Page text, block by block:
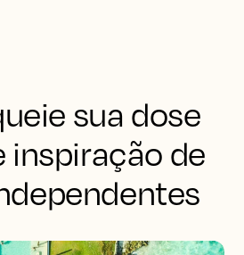
sua dose
inspiração de